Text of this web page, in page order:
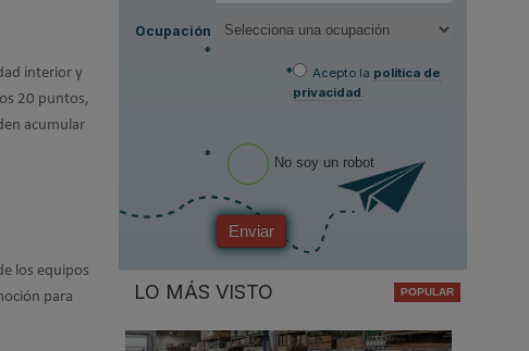
interior y
20 puntos,
acumular
los equipos
para
Ocupación
*
*
Acepto la política de
privacidad.
* No soy un robot
Enviar
LO MÁS VISTO